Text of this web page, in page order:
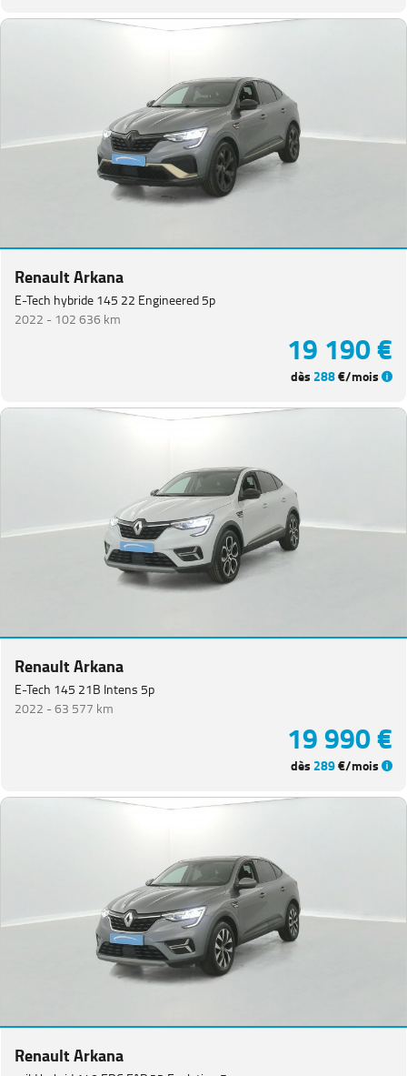
Renault Arkana
E-Tech hybride 145 22 Engineered 5p
2022 - 102 636 km
19 190 €
dès 288€/mois
Renault Arkana
E-Tech 145 21B Intens 5p
2022 -63 577 km
19 990 €
dès 289€/mois
Renault Arkana